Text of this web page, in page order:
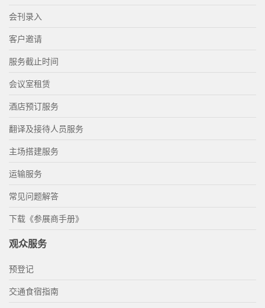
会刊录入
客户邀请
服务截止时间
会议室租赁
酒店预订服务
翻译及接待人员服务
主场搭建服务
运输服务
常见问题解答
下载《参展商手册》
观众服务
预登记
交通食宿指南